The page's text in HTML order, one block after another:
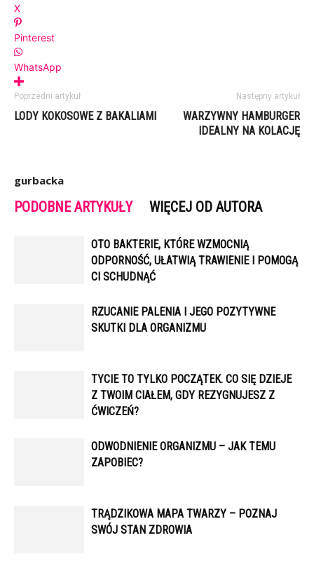
X
Pinterest
WhatsApp
Poprzedni artykuł
LODY KOKOSOWE Z BAKALIAMI
Następny artykuł
WARZYWNY HAMBURGER
IDEALNY NA KOLACJĘ
gurbacka
PODOBNE ARTYKUŁY WIĘCEJ OD AUTORA
OTO BAKTERIE, KTÓRE WZMOCNIĄ
ODPORNOŚĆ, UŁATWIĄ TRAWIENIE I POMOGĄ
CI SCHUDNĄĆ
RZUCANIE PALENIA I JEGO POZYTYWNE
SKUTKI DLA ORGANIZMU
TYCIE TO TYLKO POCZĄTEK. CO SIĘ DZIEJE
Z TWOIM CIAŁEM, GDY REZYGNUJESZ Z
ĆWICZEŃ?
ODWODNIENIE ORGANIZMU – JAK TEMU
ZAPOBIEC?
TRĄDZIKOWA MAPA TWARZY – POZNAJ
SWÓJ STAN ZDROWIA